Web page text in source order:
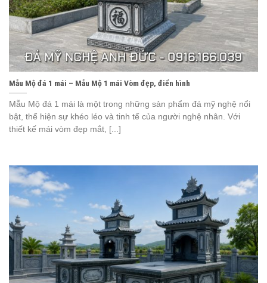
Mẫu Mộ đá 1 mái – Mẫu Mộ 1 mái Vòm đẹp, điển hình
Mẫu Mộ đá 1 mái là một trong những sản phẩm đá mỹ nghệ nổi
bật, thể hiện sự khéo léo và tinh tế của người nghệ nhân. Với
thiết kế mái vòm đẹp mắt, [...]